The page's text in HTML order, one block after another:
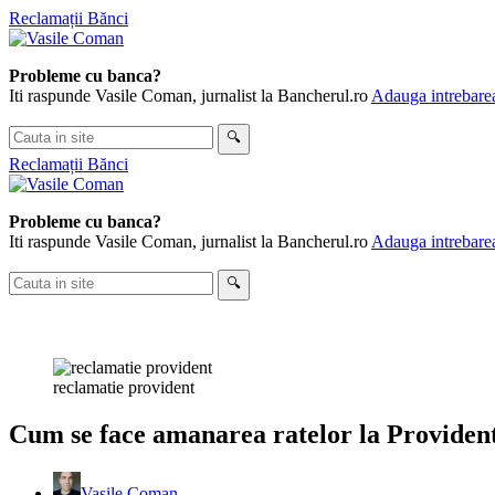
Skip
to
Reclamații Bănci
Probleme cu banca?
Iti raspunde Vasile Coman, jurnalist la Bancherul.ro Adauga
Cauta
in
site
🔍
Reclamații Bănci
Probleme cu banca?
Iti raspunde Vasile Coman, jurnalist la Bancherul.ro Adauga
Cauta
in
🔍
reclamatie provident
Cum se face amanarea ratelor la